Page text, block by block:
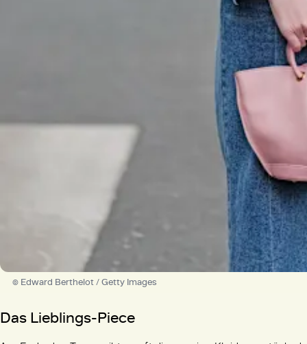
© Edward Berthelot / Getty Images
Das Lieblings-Piece